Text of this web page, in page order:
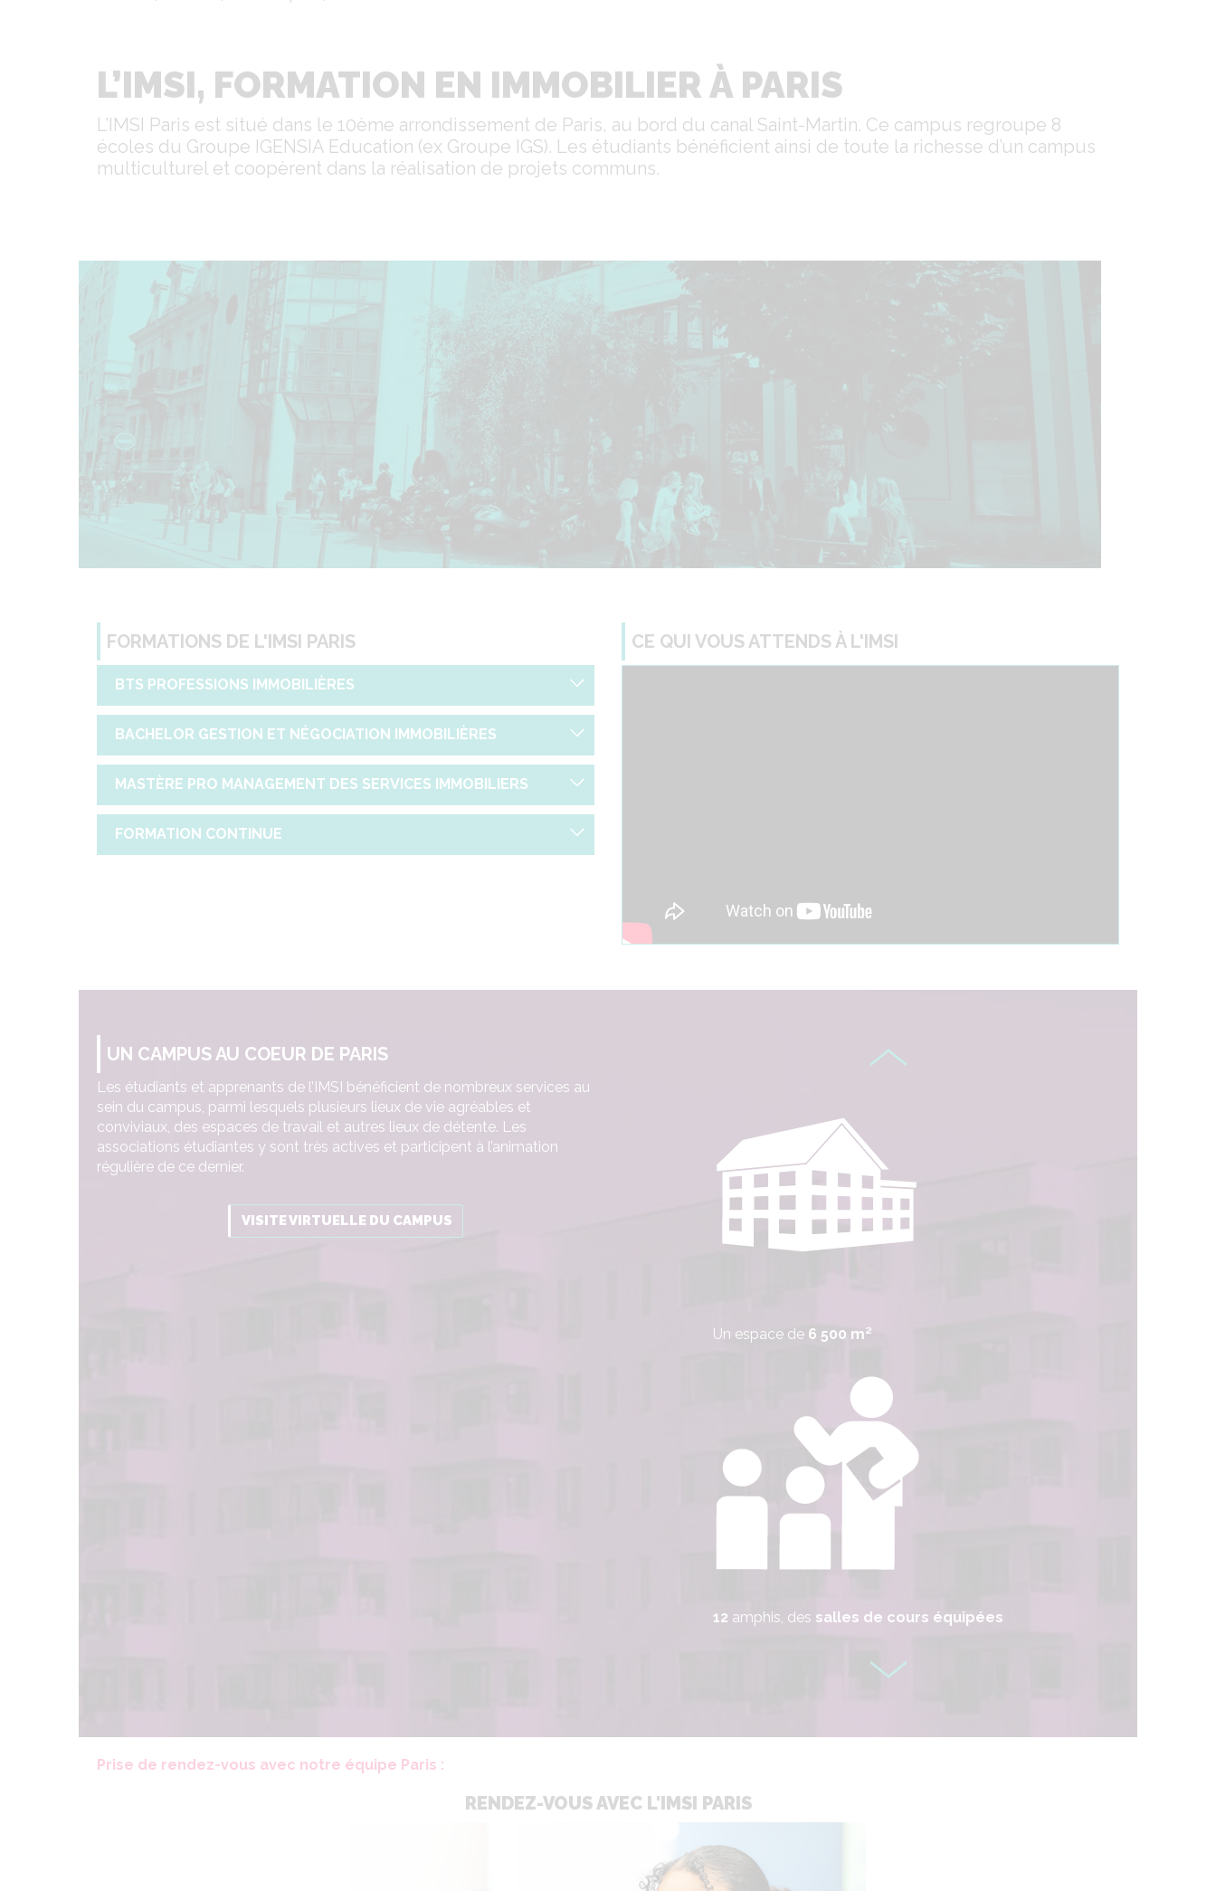
L’IMSI, FORMATION EN IMMOBILIER À PARIS
L’IMSI Paris est situé dans le 10ème arrondissement de Paris, au bord du canal Saint-Martin. Ce campus regroupe 8
écoles du Groupe IGENSIA Education (ex Groupe IGS). Les étudiants bénéficient ainsi de toute la richesse d’un campus
multiculturel et coopèrent dans la réalisation de projets communs.
FORMATIONS DE L'IMSI PARIS
BTS PROFESSIONS IMMOBILIÈRES
BACHELOR GESTION ET NÉGOCIATION IMMOBILIÈRES
MASTÈRE PRO MANAGEMENT DES SERVICES IMMOBILIERS
FORMATION CONTINUE
CE QUI VOUS ATTENDS À L'IMSI
UN CAMPUS AU COEUR DE PARIS
Les étudiants et apprenants de l’IMSI bénéficient de nombreux services au
sein du campus, parmi lesquels plusieurs lieux de vie agréables et
conviviaux, des espaces de travail et autres lieux de détente. Les
associations étudiantes y sont très actives et participent à l’animation
régulière de ce dernier.
VISITE VIRTUELLE DU CAMPUS
espaces de détente
Un espace de 6 500 m²
12 amphis, des salles de cours équipées
Prise de rendez-vous avec notre équipe Paris :
RENDEZ-VOUS AVEC L'IMSI PARIS